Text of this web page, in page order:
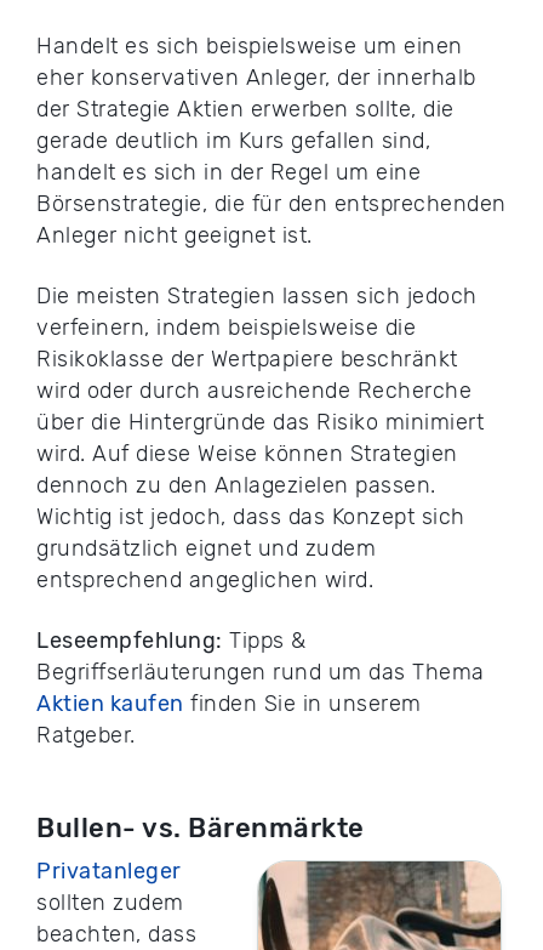
Handelt es sich beispielsweise um einen
eher konservativen Anleger, der innerhalb
der Strategie Aktien erwerben sollte, die
gerade deutlich im Kurs gefallen sind,
handelt es sich in der Regel um eine
Börsenstrategie, die für den entsprechenden
Anleger nicht geeignet ist.
Die meisten Strategien lassen sich jedoch
verfeinern, indem beispielsweise die
Risikoklasse der Wertpapiere beschränkt
wird oder durch ausreichende Recherche
über die Hintergründe das Risiko minimiert
wird. Auf diese Weise können Strategien
dennoch zu den Anlagezielen passen.
Wichtig ist jedoch, dass das Konzept sich
grundsätzlich eignet und zudem
entsprechend angeglichen wird.
Leseempfehlung: Tipps &
Begriffserläuterungen rund um das Thema
Aktien kaufen finden Sie in unserem
Ratgeber.
Bullen- vs. Bärenmärkte
Privatanleger
sollten zudem
beachten, dass